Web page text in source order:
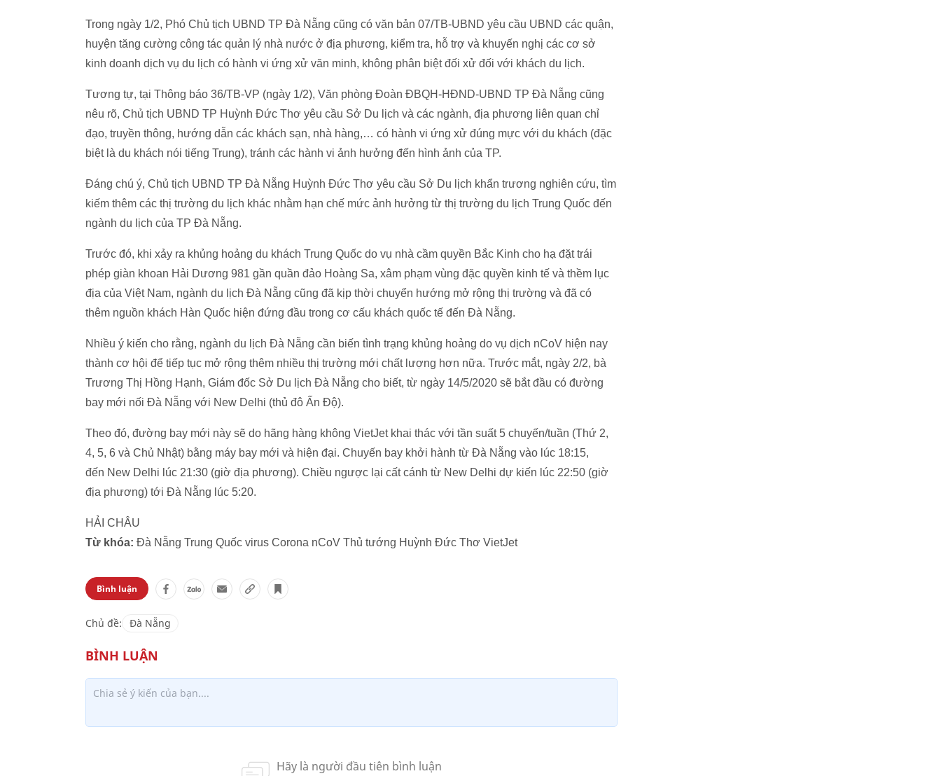
Trong ngày 1/2, Phó Chủ tịch UBND TP Đà Nẵng cũng có văn bản 07/TB-UBND yêu cầu UBND các quận,
huyện tăng cường công tác quản lý nhà nước ở địa phương, kiểm tra, hỗ trợ và khuyến nghị các cơ sở
kinh doanh dịch vụ du lịch có hành vi ứng xử văn minh, không phân biệt đối xử đối với khách du lịch.
Tương tự, tại Thông báo 36/TB-VP (ngày 1/2), Văn phòng Đoàn ĐBQH-HĐND-UBND TP Đà Nẵng cũng
nêu rõ, Chủ tịch UBND TP Huỳnh Đức Thơ yêu cầu Sở Du lịch và các ngành, địa phương liên quan chỉ
đạo, truyền thông, hướng dẫn các khách sạn, nhà hàng,… có hành vi ứng xử đúng mực với du khách (đặc
biệt là du khách nói tiếng Trung), tránh các hành vi ảnh hưởng đến hình ảnh của TP.
Đáng chú ý, Chủ tịch UBND TP Đà Nẵng Huỳnh Đức Thơ yêu cầu Sở Du lịch khẩn trương nghiên cứu, tìm
kiếm thêm các thị trường du lịch khác nhằm hạn chế mức ảnh hưởng từ thị trường du lịch Trung Quốc đến
ngành du lịch của TP Đà Nẵng.
Trước đó, khi xảy ra khủng hoảng du khách Trung Quốc do vụ nhà cầm quyền Bắc Kinh cho hạ đặt trái
phép giàn khoan Hải Dương 981 gần quần đảo Hoàng Sa, xâm phạm vùng đặc quyền kinh tế và thềm lục
địa của Việt Nam, ngành du lịch Đà Nẵng cũng đã kịp thời chuyển hướng mở rộng thị trường và đã có
thêm nguồn khách Hàn Quốc hiện đứng đầu trong cơ cấu khách quốc tế đến Đà Nẵng.
Nhiều ý kiến cho rằng, ngành du lịch Đà Nẵng cần biến tình trạng khủng hoảng do vụ dịch nCoV hiện nay
thành cơ hội để tiếp tục mở rộng thêm nhiều thị trường mới chất lượng hơn nữa. Trước mắt, ngày 2/2, bà
Trương Thị Hồng Hạnh, Giám đốc Sở Du lịch Đà Nẵng cho biết, từ ngày 14/5/2020 sẽ bắt đầu có đường
bay mới nối Đà Nẵng với New Delhi (thủ đô Ấn Độ).
Theo đó, đường bay mới này sẽ do hãng hàng không VietJet khai thác với tần suất 5 chuyến/tuần (Thứ 2,
4, 5, 6 và Chủ Nhật) bằng máy bay mới và hiện đại. Chuyến bay khởi hành từ Đà Nẵng vào lúc 18:15,
đến New Delhi lúc 21:30 (giờ địa phương). Chiều ngược lại cất cánh từ New Delhi dự kiến lúc 22:50 (giờ
địa phương) tới Đà Nẵng lúc 5:20.
HẢI CHÂU
Từ khóa: Đà Nẵng Trung Quốc virus Corona nCoV Thủ tướng Huỳnh Đức Thơ VietJet
Bình luận
Chủ đề: Đà Nẵng